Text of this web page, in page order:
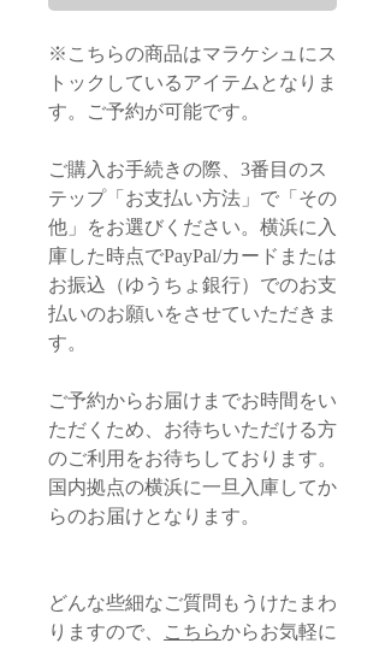
※こちらの商品はマラケシュにス
トックしているアイテムとなりま
す。ご予約が可能です。
ご購入お手続きの際、3番目のス
テップ「お支払い方法」で「その
他」をお選びください。横浜に入
庫した時点でPayPal/カードまたは
お振込（ゆうちょ銀行）でのお支
払いのお願いをさせていただきま
す。
ご予約からお届けまでお時間をい
ただくため、お待ちいただける方
のご利用をお待ちしております。
国内拠点の横浜に一旦入庫してか
らのお届けとなります。
どんな些細なご質問もうけたまわ
りますので、
こちらからお気軽に